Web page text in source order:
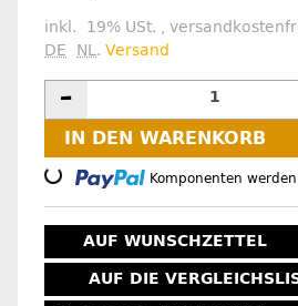
inkl. 19% USt. ,
DE
NL. Versand
IN DEN WARENKORB
Loading... Komponenten werden
AUF WUNSCHZETTEL
AUF DIE